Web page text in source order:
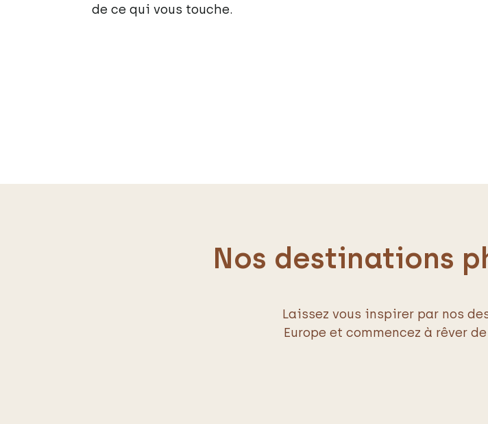
de ce qui vous touche.
Nos destinations
Laissez vous inspirer par nos
Europe et commencez à rêver